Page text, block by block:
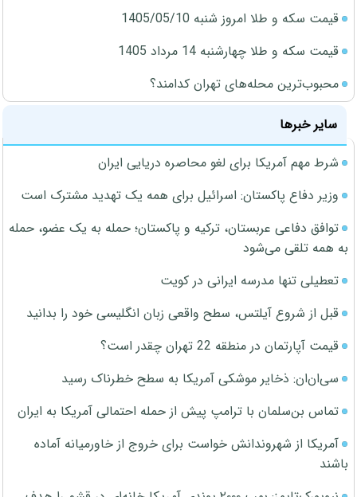
قیمت سکه و طلا امروز شنبه 1405/05/10
قیمت سکه و طلا چهارشنبه 14 مرداد 1405
محبوب‌ترین محله‌های تهران کدامند؟
سایر خبرها
شرط مهم آمریکا برای لغو محاصره دریایی ایران
وزیر دفاع پاکستان: اسرائیل برای همه یک تهدید مشترک است
توافق دفاعی عربستان، ترکیه و پاکستان؛ حمله به یک عضو، حمله
به همه تلقی می‌شود
تعطیلی تنها مدرسه ایرانی در کویت
قبل از شروع آیلتس، سطح واقعی زبان انگلیسی خود را بدانید
قیمت آپارتمان در منطقه 22 تهران چقدر است؟
سی‌ان‌ان: ذخایر موشکی آمریکا به سطح خطرناک رسید
تماس بن‌سلمان با ترامپ پیش از حمله احتمالی آمریکا به ایران
آمریکا از شهروندانش خواست برای خروج از خاورمیانه آماده
باشند